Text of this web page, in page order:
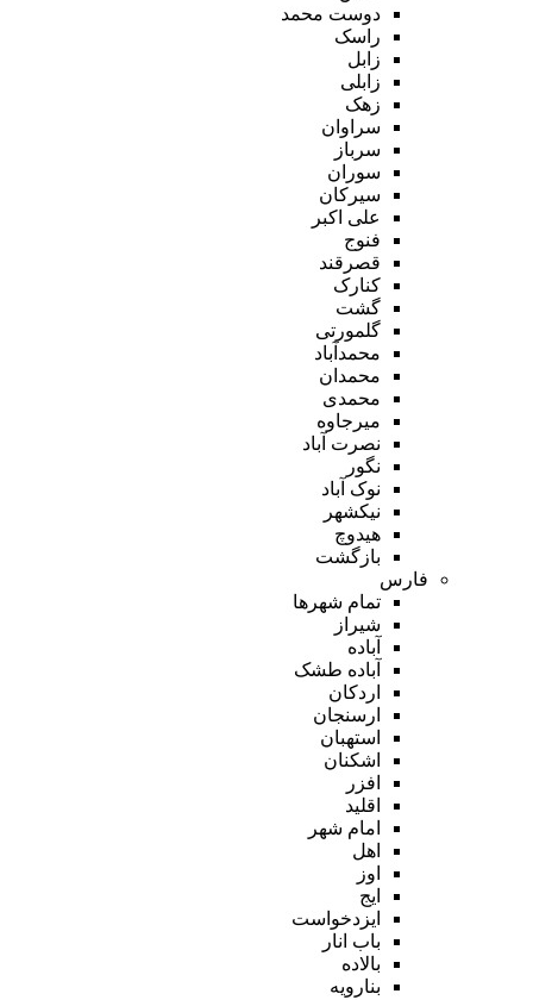
دوست محمد
راسک
زابل
زابلی
زهک
سراوان
سرباز
سوران
سیرکان
علی اکبر
فنوج
قصرقند
کنارک
گشت
گلمورتی
محمدآباد
محمدان
محمدی
میرجاوه
نصرت آباد
نگور
نوک آباد
نیکشهر
هیدوچ
بازگشت
فارس
تمام شهر‌ها
شیراز
آباده
آباده طشک
اردکان
ارسنجان
استهبان
اشکنان
افزر
اقلید
امام شهر
اهل
اوز
ایج
ایزدخواست
باب انار
بالاده
بنارویه